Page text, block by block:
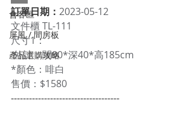
會客區
屏風 / 間房板
產品選購攻略
訂單日期： 2023-05-12
文件櫃 TL-111
尺寸1：
外計：闊90*深40*高185cm
*顏色：啡白
售價：$1580
------------------------------------